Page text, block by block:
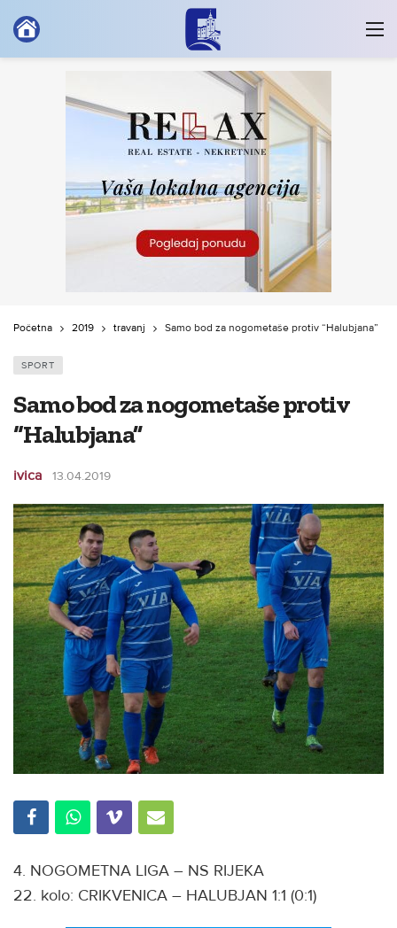
Početna 2019 travanj Samo bod za nogometaše protiv “Halubjana”
SPORT
Samo bod za nogometaše protiv
“Halubjana”
ivica 13.04.2019
4. NOGOMETNA LIGA – NS RIJEKA
22. kolo: CRIKVENICA – HALUBJAN 1:1 (0:1)